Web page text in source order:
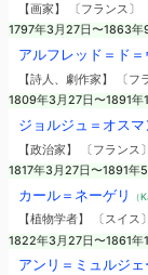
【画家】 〔フランス〕
1797年3月27日〜1863年
アルフレッド＝ド
【詩人、劇作家】 〔フ
1809年3月27日〜1891年1
ジョルジュ＝オスマ
【政治家】 〔フランス〕
1817年3月27日〜1891年5
カール＝ネーゲリ （
【植物学者】 〔スイス〕
1822年3月27日〜1861年
アンリ＝ミュルジェ